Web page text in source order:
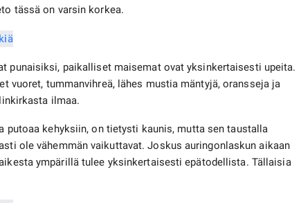
tässä on varsin korkea.
punaisiksi, paikalliset maisemat ovat yksinkertaisesti upeita.
vuoret, tummanvihreä, lähes mustia mäntyjä, oransseja ja
ilmaa.
putoaa kehyksiin, on tietysti kaunis, mutta sen taustalla
ole vähemmän vaikuttavat. Joskus auringonlaskun aikaan
ympärillä tulee yksinkertaisesti epätodellista. Tällaisia